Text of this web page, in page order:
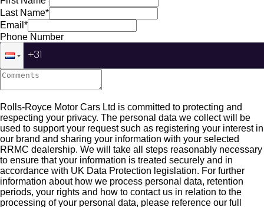
Last Name*
Email*
Phone Number
Rolls-Royce Motor Cars Ltd is committed to protecting and
respecting your privacy. The personal data we collect will be
used to support your request such as registering your interest in
our brand and sharing your information with your selected
RRMC dealership. We will take all steps reasonably necessary
to ensure that your information is treated securely and in
accordance with UK Data Protection legislation. For further
information about how we process personal data, retention
periods, your rights and how to contact us in relation to the
processing of your personal data, please reference our full